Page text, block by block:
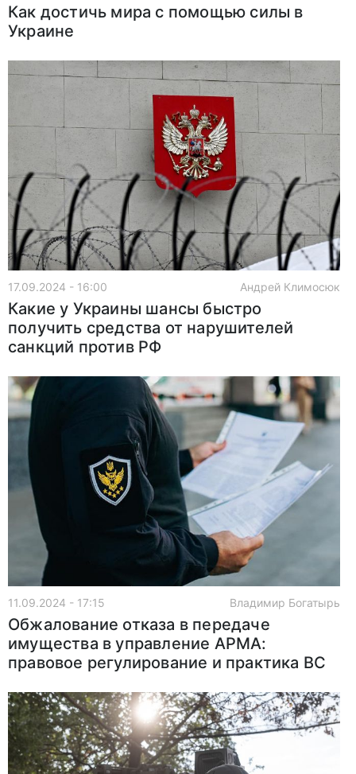
Как достичь мира с помощью силы в
Украине
17.09.2024 - 16:00 Андрей Климосюк
Какие у Украины шансы быстро
получить средства от нарушителей
санкций против РФ
11.09.2024 - 17:15 Владимир Богатырь
Обжалование отказа в передаче
имущества в управление АРМА:
правовое регулирование и практика ВС